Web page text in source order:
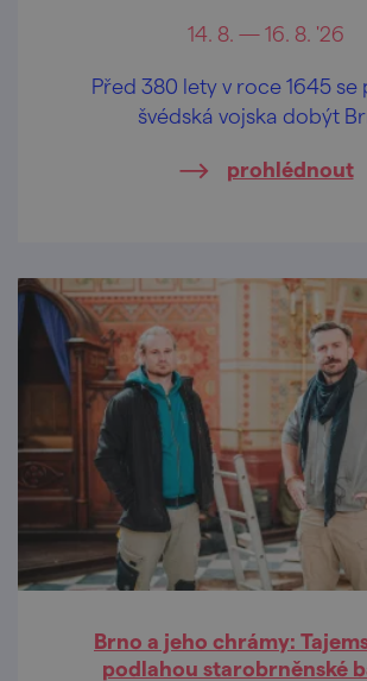
14. 8. — 16. 8. '26
Před 380 lety v roce 1645 se
švédská vojska dobýt
prohlédnout
Brno a jeho chrámy:
podlahou starobrněnské